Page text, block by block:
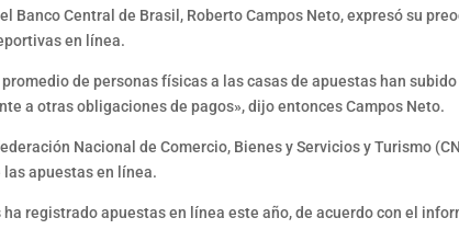
Banco Central de Brasil, Roberto Campos Neto, expresó su
en línea.
de personas físicas a las casas de apuestas han
a otras obligaciones de pagos», dijo entonces Campos Neto.
Nacional de Comercio, Bienes y Servicios y Turismo
apuestas en línea.
registrado apuestas en línea este año, de acuerdo con el